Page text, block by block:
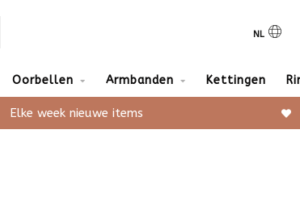
NL
Oorbellen Armbanden Kettingen
Elke week nieuwe items